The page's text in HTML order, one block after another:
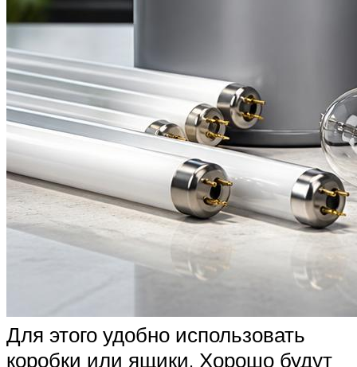
Для этого удобно использовать
коробки или ящики. Хорошо будут